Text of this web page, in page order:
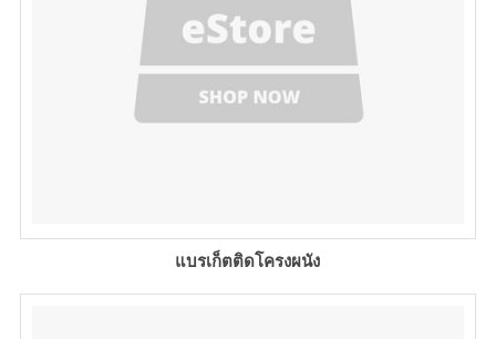
แบรเก็ตติดโครงผนัง